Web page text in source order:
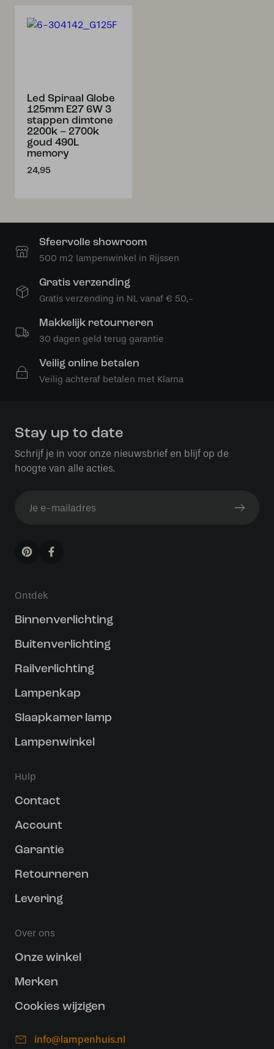
Led Spiraal Globe
125mm E27 6W 3
stappen dimtone
2200k – 2700k
goud 490L
memory
24,95
Sfeervolle showroom
500 m2 lampenwinkel in Rijssen
Gratis verzending
Gratis verzending in NL vanaf € 50,-
Makkelijk retourneren
30 dagen geld terug garantie
Veilig online betalen
Veilig achteraf betalen met Klarna
Stay up to date
Schrijf je in voor onze nieuwsbrief en blijf op de
hoogte van alle acties.
Ontdek
Binnenverlichting
Buitenverlichting
Railverlichting
Lampenkap
Slaapkamer lamp
Lampenwinkel
Hulp
Contact
Account
Garantie
Retourneren
Levering
Over ons
Onze winkel
Merken
Cookies wijzigen
info@lampenhuis.nl